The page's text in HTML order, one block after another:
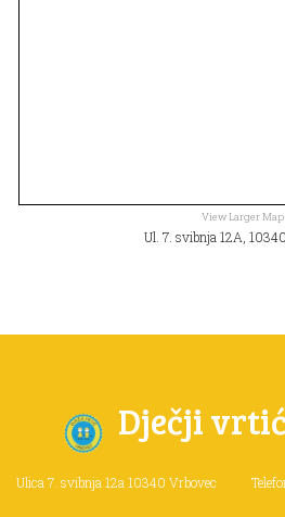
View Larger Map
Ul. 7. svibnja 12A,
Dječji
Ulica 7. svibnja 12a 10340 Vrbovec